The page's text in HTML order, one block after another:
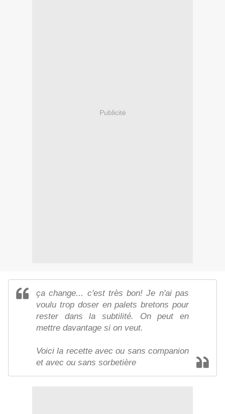
Publicité
ça change... c'est très bon! Je n'ai pas
voulu trop doser en palets bretons pour
rester dans la subtilité. On peut en
mettre davantage si on veut.
Voici la recette avec ou sans companion
et avec ou sans sorbetière